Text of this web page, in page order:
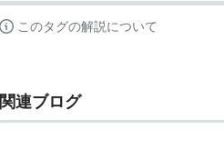
このタグの解説について
関連ブログ